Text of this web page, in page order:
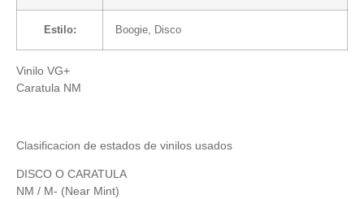
Estilo: Boogie, Disco
Vinilo VG+
Caratula NM
Clasificacion de estados de vinilos usados
DISCO O CARATULA
NM / M- (Near Mint)